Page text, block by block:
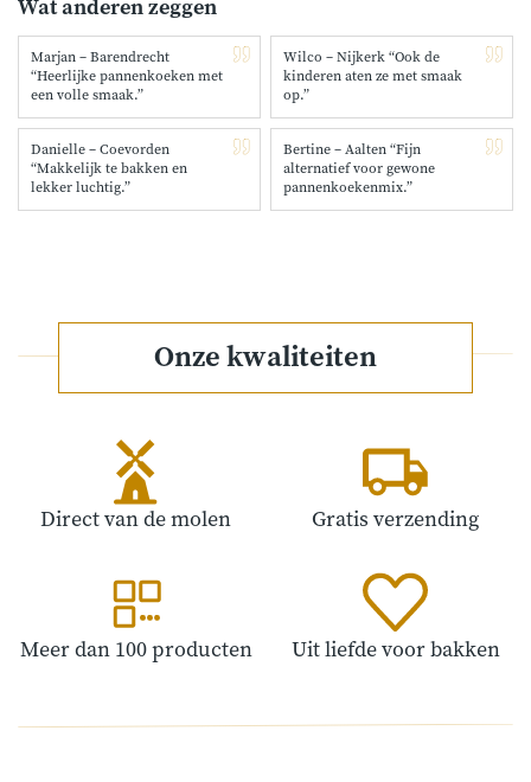
Wat anderen zeggen
Marjan – Barendrecht
“Heerlijke pannenkoeken met
een volle smaak.”
Wilco – Nijkerk “Ook de
kinderen aten ze met smaak
op.”
Danielle – Coevorden
“Makkelijk te bakken en
lekker luchtig.”
Bertine – Aalten “Fijn
alternatief voor gewone
pannenkoekenmix.”
Onze kwaliteiten
Direct van de molen Gratis verzending
Meer dan 100 producten Uit liefde voor bakken